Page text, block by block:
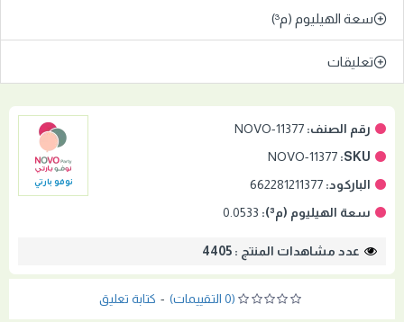
رقم الصنف: NOVO-11377
SKU:
NOVO-11377
الباركود: 662281211377
سعة الهيليوم (م³):
0.0533
نوفو بارتي
عدد مشاهدات المنتج : 4405
(0 التقييمات) - كتابة تعليق
سعة الهيليوم (م³)
تعليقات